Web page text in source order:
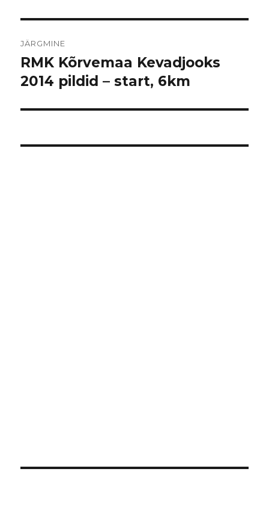
JÄRGMINE
Järgmine
postitus:
RMK Kõrvemaa Kevadjooks
2014 pildid – start, 6km